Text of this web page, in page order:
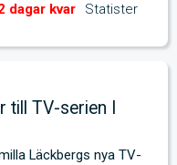
Statister
till TV-serien I
Läckbergs nya TV-